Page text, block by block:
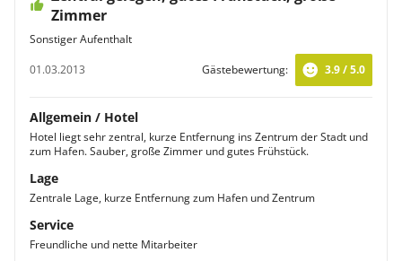
Zimmer
Sonstiger Aufenthalt
01.03.2013
Gästebewertung: 3.9 / 5.0
Allgemein / Hotel
Hotel liegt sehr zentral, kurze Entfernung ins Zentrum der Stadt und
zum Hafen. Sauber, große Zimmer und gutes Frühstück.
Lage
Zentrale Lage, kurze Entfernung zum Hafen und Zentrum
Service
Freundliche und nette Mitarbeiter